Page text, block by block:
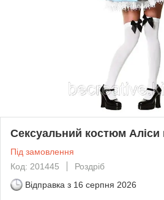
Сексуальний костюм Аліси
Під замовлення
Код: 201445
Роздріб
Відправка з 16 серпня 2026